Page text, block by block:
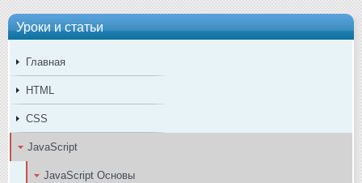
Уроки и статьи
Главная
HTML
CSS
JavaScript
JavaScript Основы